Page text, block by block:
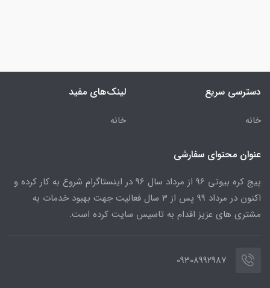
دسترسی سریع
خانه
لینک‌های مفید
خانه
عنوان محتوای سفارشی
پیج کره بیوتی 96 از مرداد سال 96 در اینستاگرام شروع به کار کرده و
اکنون در مرداد 99 پس از 3 سال فعالیت جهت بهبود خدمات به
مشتری های عزیز اقدام به تاسیس سایت کرده است.
09308992987